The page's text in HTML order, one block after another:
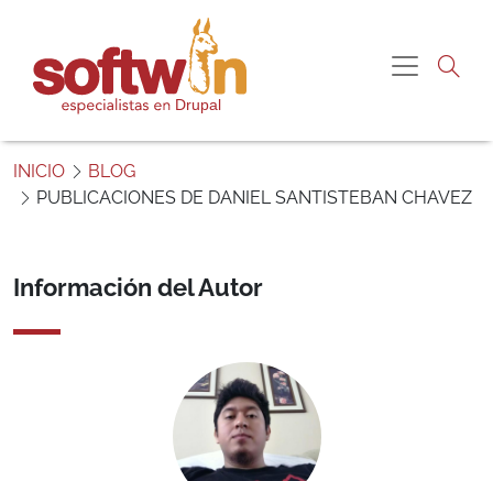
f
t
n
e
INICIO
BLOG
PUBLICACIONES DE DANIEL SANTISTEBAN CHAVEZ
Información del Autor